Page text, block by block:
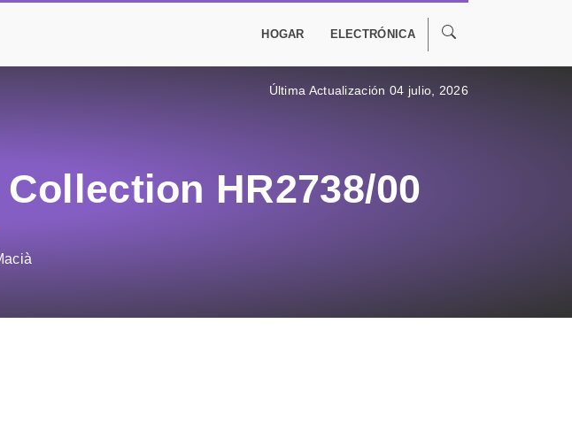
HOGAR ELECTRÓNICA
Última Actualización 04 julio, 2026
HR2738/00